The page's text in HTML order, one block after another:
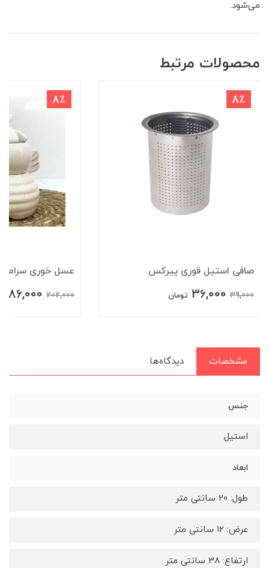
می‌شود.
محصولات مرتبط
8٪
صافی استیل قوری پیرکس
39,000
36,000 تومان
8٪
عسل خوری
202,000
186,000
مشخصات دیدگاه‌ها
جنس
استیل
ابعاد
طول: 20 سانتی متر
عرض: 12 سانتی متر
ارتفاع: 38 سانتی متر